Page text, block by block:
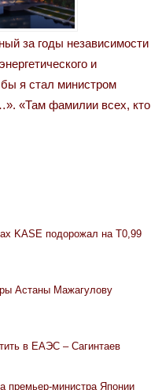
за годы независимости
и
я стал министром
«Там фамилии всех, кто
KASE подорожал на Т0,99
Астаны Мажагулову
в ЕАЭС – Сагинтаев
премьер-министра Японии